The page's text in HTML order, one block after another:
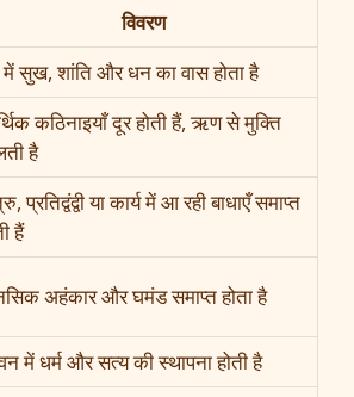
विवरण
सुख, शांति और धन का वास होता है
कठिनाइयाँ दूर होती हैं, ऋण से मुक्ति
है
प्रतिद्वंद्वी या कार्य में आ रही बाधाएँ समाप्त
हैं
अहंकार और घमंड समाप्त होता है
में धर्म और सत्य की स्थापना होती है